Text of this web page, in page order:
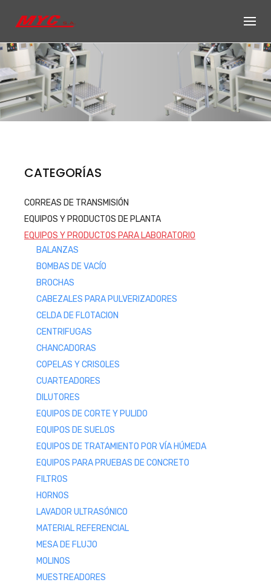
Equipos, accesorios y repuestos
para el sector automotriz e
industrial
Productos
CATEGORÍAS
CORREAS DE TRANSMISIÓN
EQUIPOS Y PRODUCTOS DE PLANTA
EQUIPOS Y PRODUCTOS PARA LABORATORIO
BALANZAS
BOMBAS DE VACÍO
BROCHAS
CABEZALES PARA PULVERIZADORES
CELDA DE FLOTACION
CENTRIFUGAS
CHANCADORAS
COPELAS Y CRISOLES
CUARTEADORES
DILUTORES
EQUIPOS DE CORTE Y PULIDO
EQUIPOS DE SUELOS
EQUIPOS DE TRATAMIENTO POR VÍA HÚMEDA
EQUIPOS PARA PRUEBAS DE CONCRETO
FILTROS
HORNOS
LAVADOR ULTRASÓNICO
MATERIAL REFERENCIAL
MESA DE FLUJO
MOLINOS
MUESTREADORES